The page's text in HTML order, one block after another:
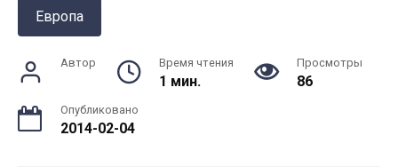
Европа
Автор Время чтения
1 мин.
Просмотры
86
Опубликовано
2014-02-04